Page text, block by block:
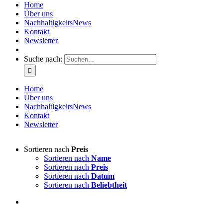
Home
Über uns
NachhaltigkeitsNews
Kontakt
Newsletter
Suche nach:
Home
Über uns
NachhaltigkeitsNews
Kontakt
Newsletter
Sortieren nach Preis
Sortieren nach Name
Sortieren nach Preis
Sortieren nach Datum
Sortieren nach Beliebtheit